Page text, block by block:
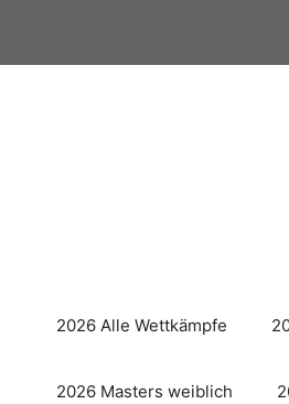
springen
2026 Alle Wettkämpfe
2026 Masters weiblich